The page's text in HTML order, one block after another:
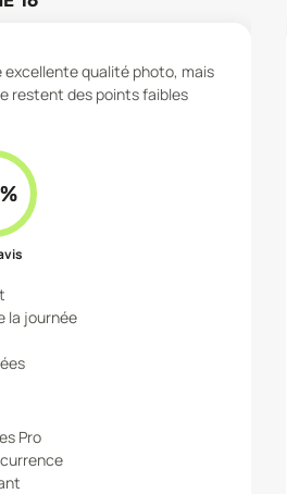
excellente qualité photo, mais
restent des points faibles
%
la journée
Pro